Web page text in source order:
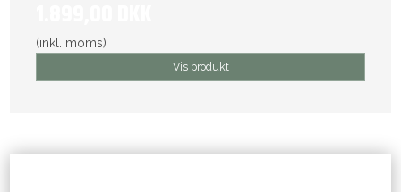
(inkl. moms)
Vis produkt